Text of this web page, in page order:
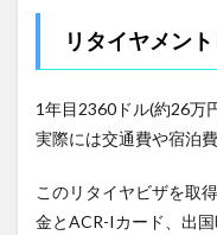
リタイヤメン
1年目2360ドル(約26万
実際には交通費や宿泊
このリタイヤビザを取
金とACR-Iカード、出